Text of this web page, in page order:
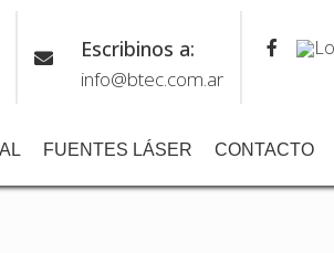
Escribinos a:
info@btec.com.ar
FUENTES LÁSER CONTACTO